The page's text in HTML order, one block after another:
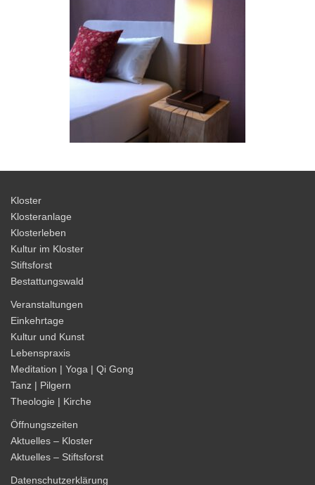
Kloster
Klosteranlage
Klosterleben
Kultur im Kloster
Stiftsforst
Bestattungswald
Veranstaltungen
Einkehrtage
Kultur und Kunst
Lebenspraxis
Meditation | Yoga | Qi Gong
Tanz | Pilgern
Theologie | Kirche
Öffnungszeiten
Aktuelles – Kloster
Aktuelles – Stiftsforst
Datenschutzerklärung